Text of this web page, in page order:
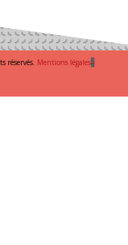
réservés. Mentions légales–